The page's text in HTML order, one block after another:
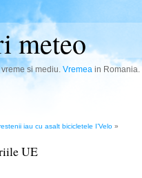
meteo
si mediu. Vremeain Romania.
iau cu asalt bicicletele I’Velo »
UE